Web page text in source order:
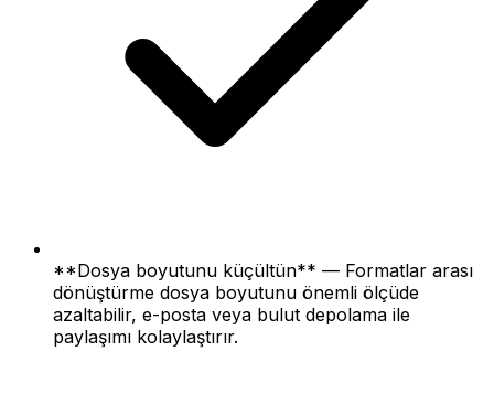
**Dosya boyutunu küçültün** — Formatlar arası
dönüştürme dosya boyutunu önemli ölçüde
azaltabilir, e-posta veya bulut depolama ile
paylaşımı kolaylaştırır.